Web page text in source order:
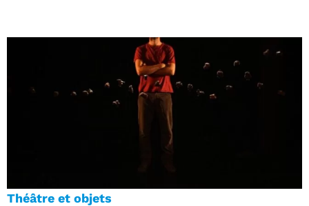
Théâtre et objets